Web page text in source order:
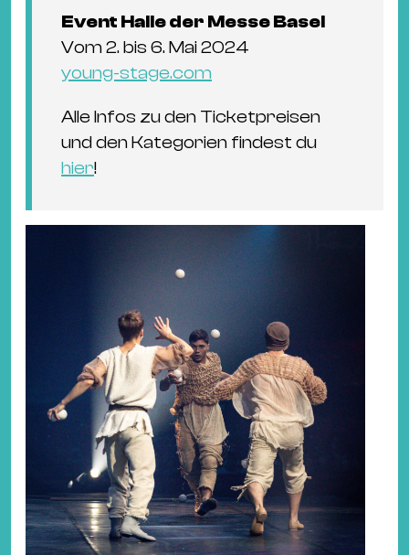
Event Halle der Messe Basel
Vom 2. bis 6. Mai 2024
young-stage.com
Alle Infos zu den Ticketpreisen
und den Kategorien findest du
hier!